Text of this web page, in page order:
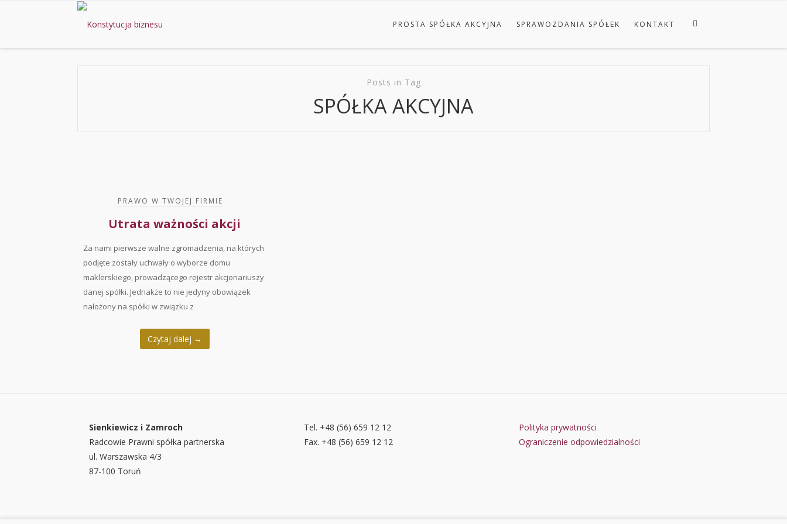
PROSTA SPÓŁKA AKCYJNA SPRAWOZDANIA SPÓŁEK KONTAKT
Posts in Tag
SPÓŁKA AKCYJNA
PRAWO W TWOJEJ FIRMIE
Utrata ważności akcji
Za nami pierwsze walne zgromadzenia, na których
podjęte zostały uchwały o wyborze domu
maklerskiego, prowadzącego rejestr akcjonariuszy
danej spółki. Jednakże to nie jedyny obowiązek
nałożony na spółki w związku z
Czytaj dalej →
Sienkiewicz i Zamroch
Radcowie Prawni spółka partnerska
ul. Warszawska 4/3
87-100 Toruń
Tel. +48 (56) 659 12 12
Fax. +48 (56) 659 12 12
Polityka prywatności
Ograniczenie odpowiedzialności